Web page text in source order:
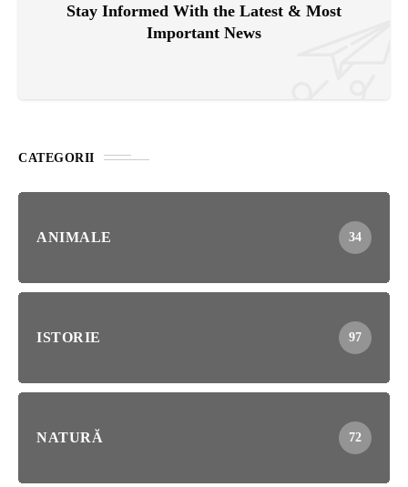
Stay Informed With the Latest & Most
Important News
CATEGORII
ANIMALE 34
ISTORIE 97
NATURĂ 72